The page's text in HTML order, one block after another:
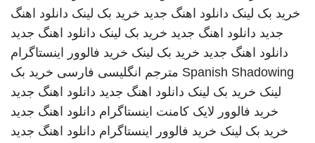
خرید بک لینک دانلود اهنگ جدید خرید بک لینک دانلود اهنگ
جدید دانلود اهنگ جدید خرید بک لینک دانلود اهنگ جدید
دانلود اهنگ جدید خرید بک لینک خرید فالوور اینستاگرام
Spanish Shadowing مترجم انگلیسی فارسی خرید بک
لینک خرید بک لینک دانلود اهنگ جدید دانلود اهنگ جدید
خرید فالوور لایک کامنت اینستاگرام دانلود اهنگ جدید
خرید بک لینک خرید فالوور اینستاگرام دانلود اهنگ جدید